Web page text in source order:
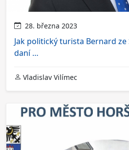
28. března 2023
Jak politický turista Bernard ze
daní …
Vladislav Vilímec